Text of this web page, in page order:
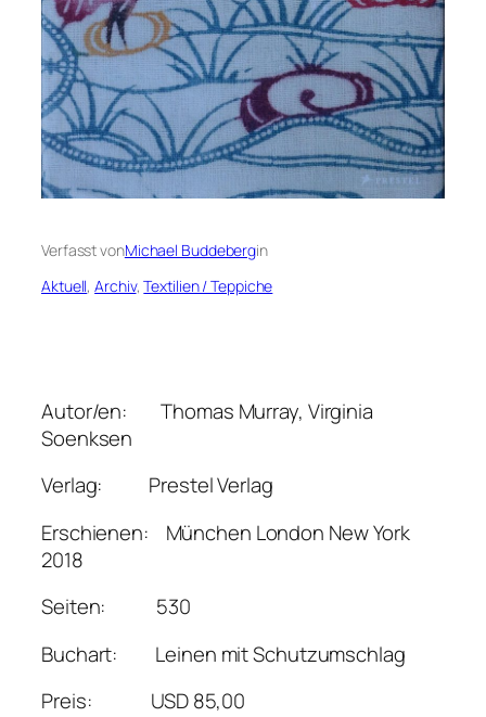
Verfasst vonMichael Buddebergin
Aktuell, Archiv, Textilien / Teppiche
Autor/en: Thomas Murray, Virginia
Soenksen
Verlag: Prestel Verlag
Erschienen: München London New York
2018
Seiten: 530
Buchart: Leinen mit Schutzumschlag
Preis: USD 85,00